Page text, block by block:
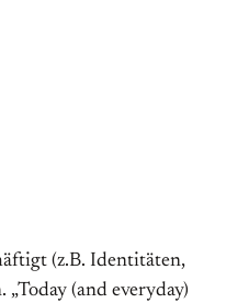
(z.B. Identitäten,
(and everyday)